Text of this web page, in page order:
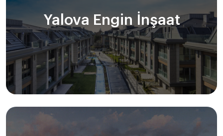
Yalova Engin İnşaat